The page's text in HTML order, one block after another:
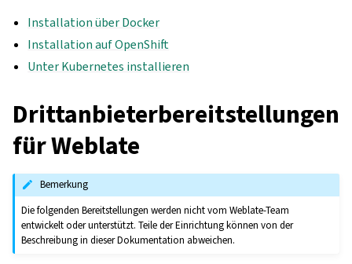
Installation über Docker
Installation auf OpenShift
Unter Kubernetes installieren
Drittanbieterbereitstellungen
für Weblate
Bemerkung
Die folgenden Bereitstellungen werden nicht vom Weblate-Team
entwickelt oder unterstützt. Teile der Einrichtung können von der
Beschreibung in dieser Dokumentation abweichen.